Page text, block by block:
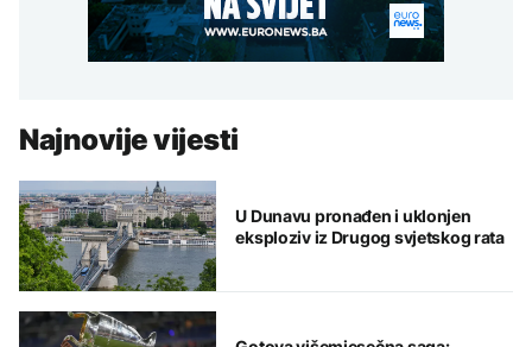
Najnovije vijesti
U Dunavu pronađen i uklonjen
eksploziv iz Drugog svjetskog rata